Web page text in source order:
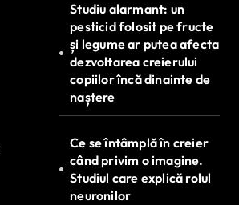
Studiu alarmant: un
pesticid folosit pe fructe
și legume ar putea afecta
dezvoltarea creierului
copiilor încă dinainte de
naștere
Ce se întâmplă în creier
când privim o imagine.
Studiul care explică rolul
neuronilor